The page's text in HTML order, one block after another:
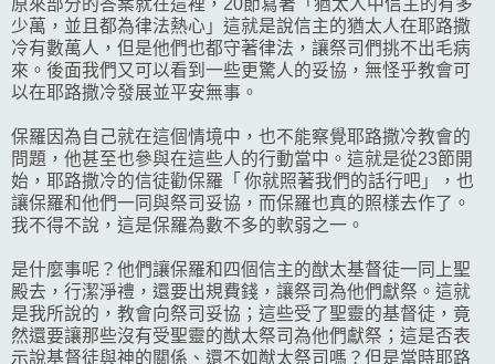
少萬，並且都為律法熱心」這就是說信主的猶太人在耶路撒
冷有數萬人，但是他們也都守著律法，讓祭司們挑不出毛病
來。後面我們又可以看到一些更驚人的妥協，無怪乎教會可
以在耶路撒冷發展並平安無事。
保羅因為自己就在這個情境中，也不能察覺耶路撒冷教會的
問題，他甚至也參與在這些人的行動當中。這就是從23節開
始，耶路撒冷的信徒勸保羅「 你就照著我們的話行吧」，也
讓保羅和他們一同與祭司妥協，而保羅也真的照樣去作了。
我不得不說，這是保羅為數不多的軟弱之一。
是什麼事呢？他們讓保羅和四個信主的猷太基督徒一同上聖
殿去，行潔淨禮，還要出規費錢，讓祭司為他們獻祭。這就
是我所說的，教會向祭司妥協；這些受了聖靈的基督徒，竟
然還要讓那些沒有受聖靈的猷太祭司為他們獻祭；這是否表
示說基督徒與神的關係、還不如猷太祭司嗎？但是當時耶路